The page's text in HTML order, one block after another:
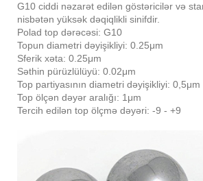
G10 ciddi nəzarət edilən göstəricilər və
nisbətən yüksək dəqiqlikli sinifdir.
Polad top dərəcəsi: G10
Topun diametri dəyişikliyi: 0.25μm
Sferik xəta: 0.25μm
Səthin pürüzlülüyü: 0.02μm
Top partiyasının diametri dəyişikliyi: 0,5μm
Top ölçən dəyər aralığı: 1μm
Tercih edilən top ölçmə dəyəri: -9 - +9